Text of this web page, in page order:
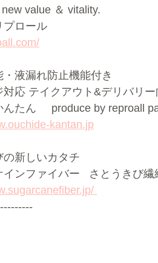
new value ＆ vitality.
プロール
・液漏れ防止機能付き
対応 テイクアウト&デリバ
んたん     produce by reproall
kantan.jp
の新しいカタチ
インファイバー   さとうきび